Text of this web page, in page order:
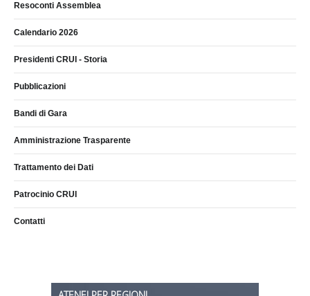
Resoconti Assemblea
Calendario 2026
Presidenti CRUI - Storia
Pubblicazioni
Bandi di Gara
Amministrazione Trasparente
Trattamento dei Dati
Patrocinio CRUI
Contatti